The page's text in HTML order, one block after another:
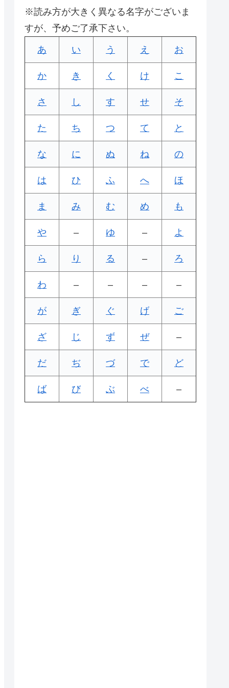
※読み方が大きく異なる名字がございま
すが、予めご了承下さい。
あ い う え お
か き く け こ
さ し す せ そ
た ち つ て と
な に ぬ ね の
は ひ ふ へ ほ
ま み む め も
や – ゆ – よ
ら り る – ろ
わ – – – –
が ぎ ぐ げ ご
ざ じ ず ぜ –
だ ぢ づ で ど
ば び ぶ べ –